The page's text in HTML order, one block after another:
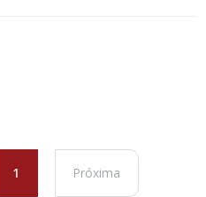
1 Próxima